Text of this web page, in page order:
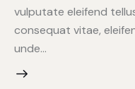
vulputate eleifend
consequat vitae,
unde…